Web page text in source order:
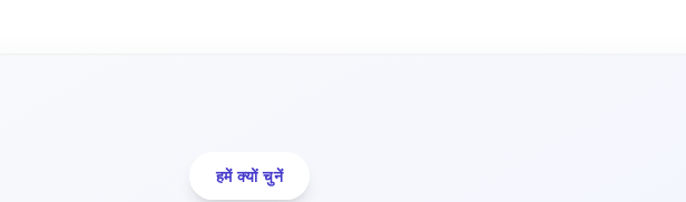
हमें क्यों चुनें